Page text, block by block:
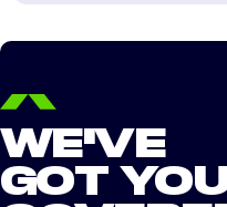
WE'VE
GOT